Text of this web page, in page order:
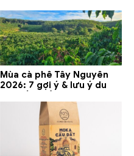
Mùa cà phê Tây Nguyên
2026: 7 gợi ý & lưu ý du